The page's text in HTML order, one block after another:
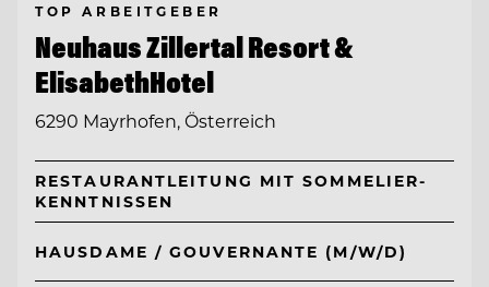
TOP ARBEITGEBER
Neuhaus Zillertal Resort &
ElisabethHotel
6290 Mayrhofen, Österreich
RESTAURANTLEITUNG MIT SOMMELIER-
KENNTNISSEN
HAUSDAME / GOUVERNANTE (M/W/D)